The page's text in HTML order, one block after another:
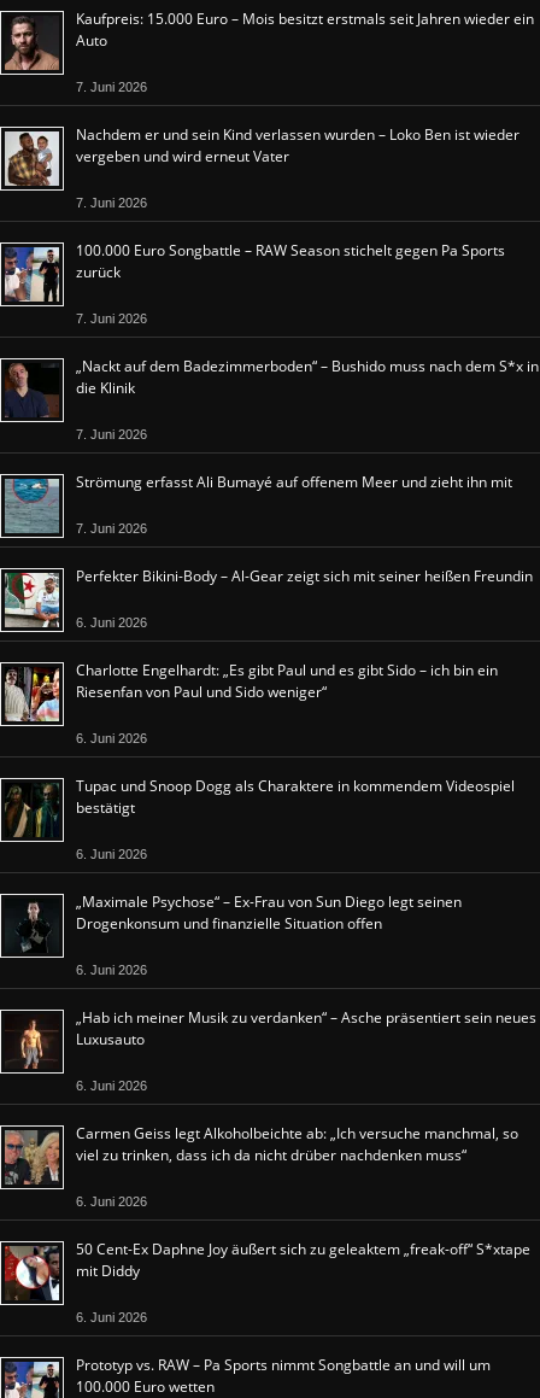
Kaufpreis: 15.000 Euro – Mois besitzt erstmals seit Jahren wieder ein
Auto
7. Juni 2026
Nachdem er und sein Kind verlassen wurden – Loko Ben ist wieder
vergeben und wird erneut Vater
7. Juni 2026
100.000 Euro Songbattle – RAW Season stichelt gegen Pa Sports
zurück
7. Juni 2026
„Nackt auf dem Badezimmerboden“ – Bushido muss nach dem S*x in
die Klinik
7. Juni 2026
Strömung erfasst Ali Bumayé auf offenem Meer und zieht ihn mit
7. Juni 2026
Perfekter Bikini-Body – Al-Gear zeigt sich mit seiner heißen Freundin
6. Juni 2026
Charlotte Engelhardt: „Es gibt Paul und es gibt Sido – ich bin ein
Riesenfan von Paul und Sido weniger“
6. Juni 2026
Tupac und Snoop Dogg als Charaktere in kommendem Videospiel
bestätigt
6. Juni 2026
„Maximale Psychose“ – Ex-Frau von Sun Diego legt seinen
Drogenkonsum und finanzielle Situation offen
6. Juni 2026
„Hab ich meiner Musik zu verdanken“ – Asche präsentiert sein neues
Luxusauto
6. Juni 2026
Carmen Geiss legt Alkoholbeichte ab: „Ich versuche manchmal, so
viel zu trinken, dass ich da nicht drüber nachdenken muss“
6. Juni 2026
50 Cent-Ex Daphne Joy äußert sich zu geleaktem „freak-off“ S*xtape
mit Diddy
6. Juni 2026
Prototyp vs. RAW – Pa Sports nimmt Songbattle an und will um
100.000 Euro wetten